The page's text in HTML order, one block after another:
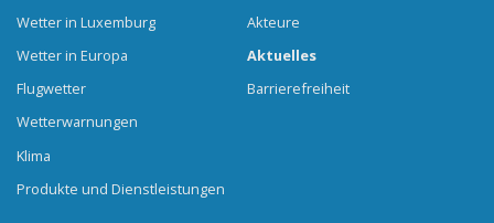
Wetter in Luxemburg
Wetter in Europa
Flugwetter
Wetterwarnungen
Klima
Produkte und Dienstleistungen
Akteure
Aktuelles
Barrierefreiheit